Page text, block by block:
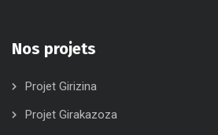
Nos projets
Projet Girizina
Projet Girakazoza